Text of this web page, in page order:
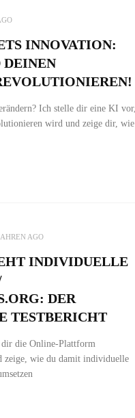
INNOVATION:
Ich stelle dir eine KI vor,
wird und zeige dir, wie
AGO
INDIVIDUELLE
DER
TESTBERICHT
die Online-Plattform
zeige, wie du damit individuelle